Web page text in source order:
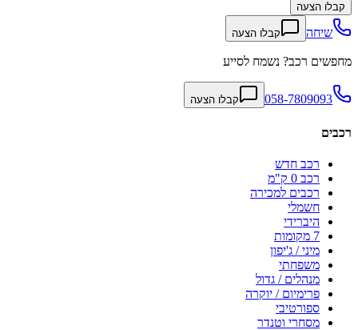
קבלו הצעה
שיחה קבלו הצעה
מחפשים רכב? נשמח לסייע
058-7809093 קבלו הצעה
רכבים
רכב חדש
רכב 0 ק"מ
רכבים למכירה
חשמלי
היברידי
7 מקומות
מיני / ג'יפון
משפחתי
מנהלים / גדול
פרימיום / יוקרה
ספורטיבי
מסחרי וטנדר